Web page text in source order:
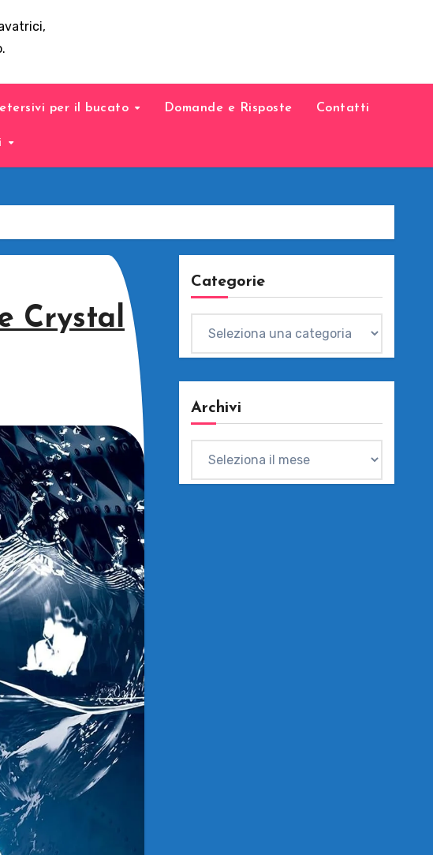
per il bucato Domande e Risposte Contatti
Crystal
Categorie
Archivi